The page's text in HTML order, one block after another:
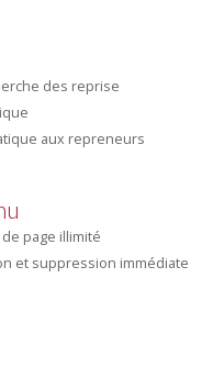
des reprise
aux repreneurs
page illimité
et suppression immédiate